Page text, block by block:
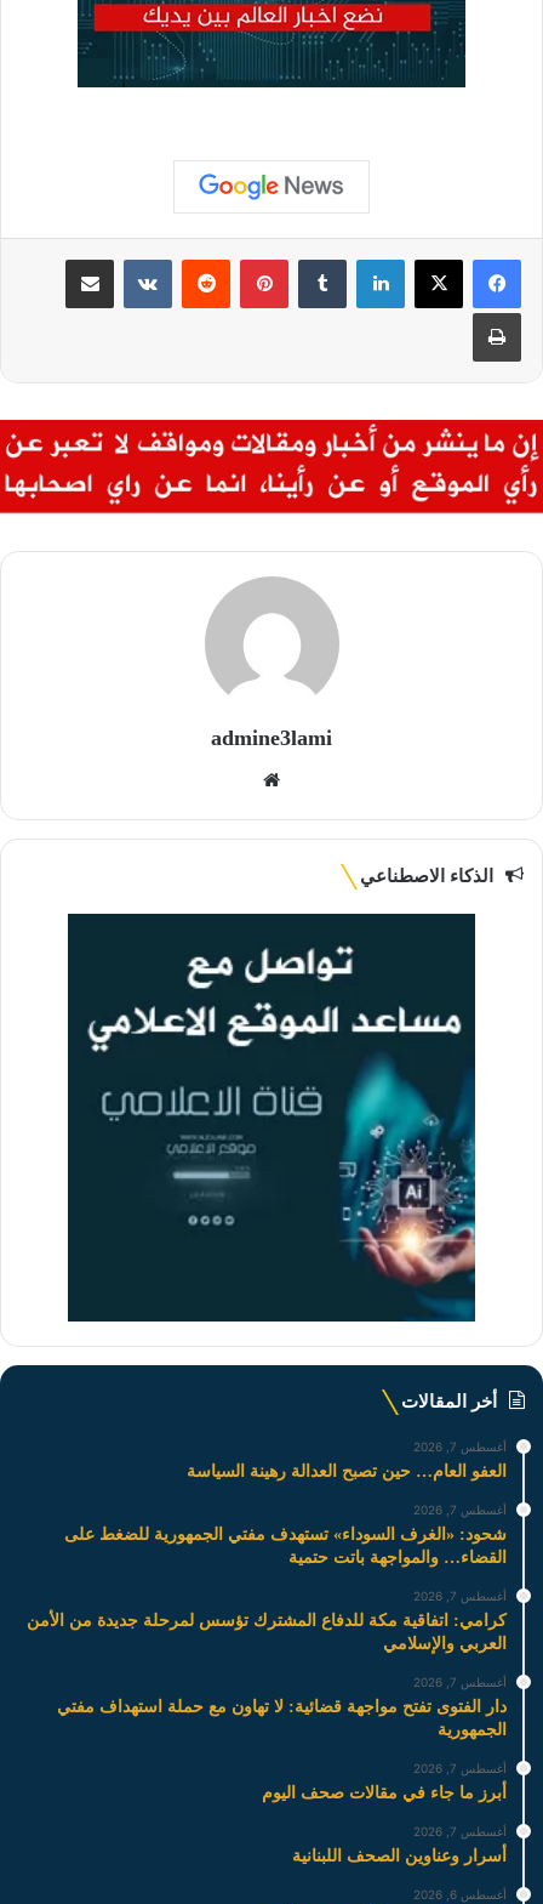
لينكدإن بينتيريست مشاركة عبر البريد
طباعة
admine3lami
الذكاء الاصطناعي
أخر المقالات
أغسطس 7, 2026
العفو العام… حين تصبح العدالة رهينة السياسة
أغسطس 7, 2026
شحود: «الغرف السوداء» تستهدف مفتي الجمهورية للضغط على
القضاء… والمواجهة باتت حتمية
أغسطس 7, 2026
كرامي: اتفاقية مكة للدفاع المشترك تؤسس لمرحلة جديدة من الأمن
العربي والإسلامي
أغسطس 7, 2026
دار الفتوى تفتح مواجهة قضائية: لا تهاون مع حملة استهداف مفتي
الجمهورية
أغسطس 7, 2026
أبرز ما جاء في مقالات صحف اليوم
أغسطس 7, 2026
أسرار وعناوين الصحف اللبنانية
أغسطس 6, 2026